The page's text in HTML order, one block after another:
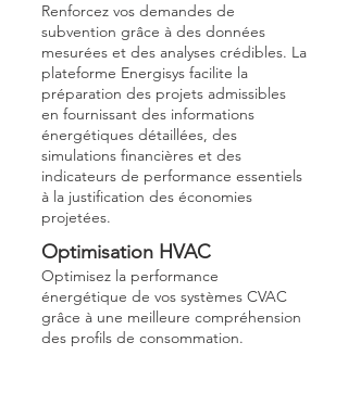
Renforcez vos demandes de
subvention grâce à des données
mesurées et des analyses crédibles. La
plateforme Energisys facilite la
préparation des projets admissibles
en fournissant des informations
énergétiques détaillées, des
simulations financières et des
indicateurs de performance essentiels
à la justification des économies
projetées.
Optimisation HVAC
Optimisez la performance
énergétique de vos systèmes CVAC
grâce à une meilleure compréhension
des profils de consommation.